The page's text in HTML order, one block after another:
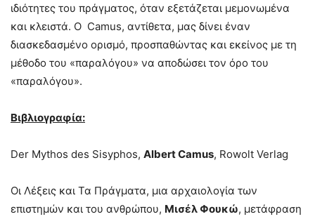
ιδιότητες του πράγματος, όταν εξετάζεται μεμονωμένα
και κλειστά. Ο Camus, αντίθετα, μας δίνει έναν
διασκεδασμένο ορισμό, προσπαθώντας και εκείνος με τη
μέθοδο του «παραλόγου» να αποδώσει τον όρο του
«παραλόγου».
Βιβλιογραφία:
Der Mythos des Sisyphos, Albert Camus, Rowolt Verlag
Οι Λέξεις και Τα Πράγματα, μια αρχαιολογία των
επιστημών και του ανθρώπου, Μισέλ Φουκώ, μετάφραση